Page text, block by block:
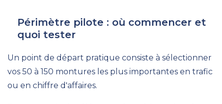
Périmètre pilote : où commencer et
quoi tester
Un point de départ pratique consiste à sélectionner
vos 50 à 150 montures les plus importantes en trafic
ou en chiffre d'affaires.